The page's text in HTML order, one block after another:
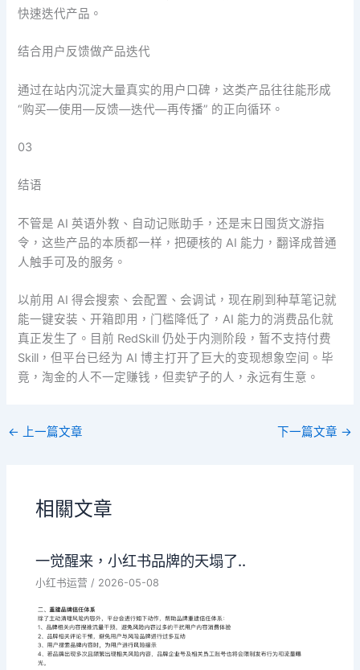
快速迭代产品。
结合用户反馈做产品迭代
通过在站内沉淀大量真实的用户口碑，这类产品往往能形成
“购买—使用—反馈—迭代—再传播” 的正向循环。
03
结语
不管是 AI 英语外教、自动记账助手，还是末日囤货文游指
令，这些产品的本质都一样，把硬核的 AI 能力，翻译成普通
人触手可及的服务。
以前用 AI 得会搜索、会配置、会调试，现在刷到种草笔记就
能一键安装、开箱即用，门槛降低了，AI 能力的消费品化就
真正发生了。目前 RedSkill 仍处于内测阶段，暂不支持付费
Skill，但平台已经为 AI 博主打开了巨大的变现想象空间。毕
竟，淘金的人不一定赚钱，但卖铲子的人，永远有生意。
← 上一篇文章 下一篇文章 →
相關文章
一觉醒来，小红书品牌的天塌了..
小红书运营 / 2026-05-08